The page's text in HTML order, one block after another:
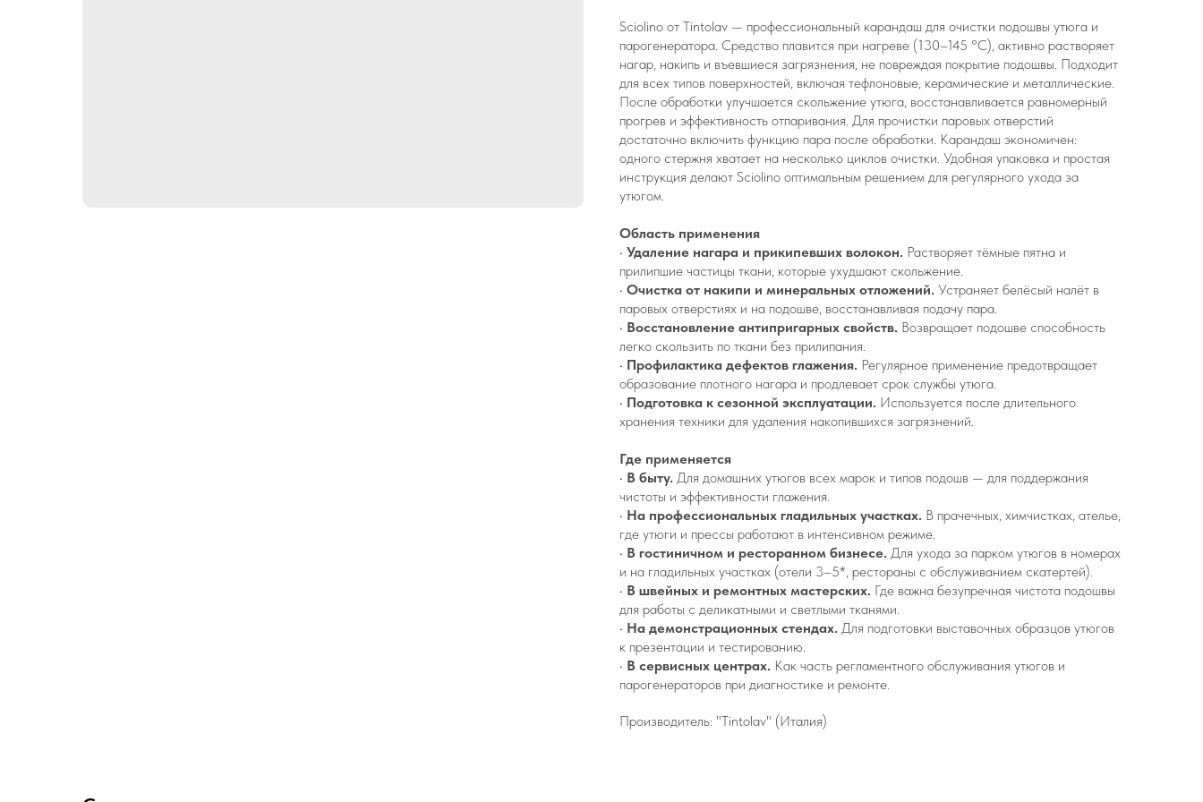
Sciolino от Tintolav — профессиональный карандаш для очистки подошвы утюга и
парогенератора. Средство плавится при нагреве (130–145 °C), активно растворяет
нагар, накипь и въевшиеся загрязнения, не повреждая покрытие подошвы. Подходит
для всех типов поверхностей, включая тефлоновые, керамические и металлические.
После обработки улучшается скольжение утюга, восстанавливается равномерный
прогрев и эффективность отпаривания. Для прочистки паровых отверстий
достаточно включить функцию пара после обработки. Карандаш экономичен:
одного стержня хватает на несколько циклов очистки. Удобная упаковка и простая
инструкция делают Sciolino оптимальным решением для регулярного ухода за
утюгом.
Область применения
• Удаление нагара и прикипевших волокон. Растворяет тёмные пятна и
прилипшие частицы ткани, которые ухудшают скольжение.
• Очистка от накипи и минеральных отложений. Устраняет белёсый налёт в
паровых отверстиях и на подошве, восстанавливая подачу пара.
• Восстановление антипригарных свойств. Возвращает подошве способность
легко скользить по ткани без прилипания.
• Профилактика дефектов глажения. Регулярное применение предотвращает
образование плотного нагара и продлевает срок службы утюга.
• Подготовка к сезонной эксплуатации. Используется после длительного
хранения техники для удаления накопившихся загрязнений.
Где применяется
• В быту. Для домашних утюгов всех марок и типов подошв — для поддержания
чистоты и эффективности глажения.
• На профессиональных гладильных участках. В прачечных, химчистках, ателье,
где утюги и прессы работают в интенсивном режиме.
• В гостиничном и ресторанном бизнесе. Для ухода за парком утюгов в номерах
и на гладильных участках (отели 3–5*, рестораны с обслуживанием скатертей).
• В швейных и ремонтных мастерских. Где важна безупречная чистота подошвы
для работы с деликатными и светлыми тканями.
• На демонстрационных стендах. Для подготовки выставочных образцов утюгов
к презентации и тестированию.
• В сервисных центрах. Как часть регламентного обслуживания утюгов и
парогенераторов при диагностике и ремонте.
Производитель: "Tintolav" (Италия)